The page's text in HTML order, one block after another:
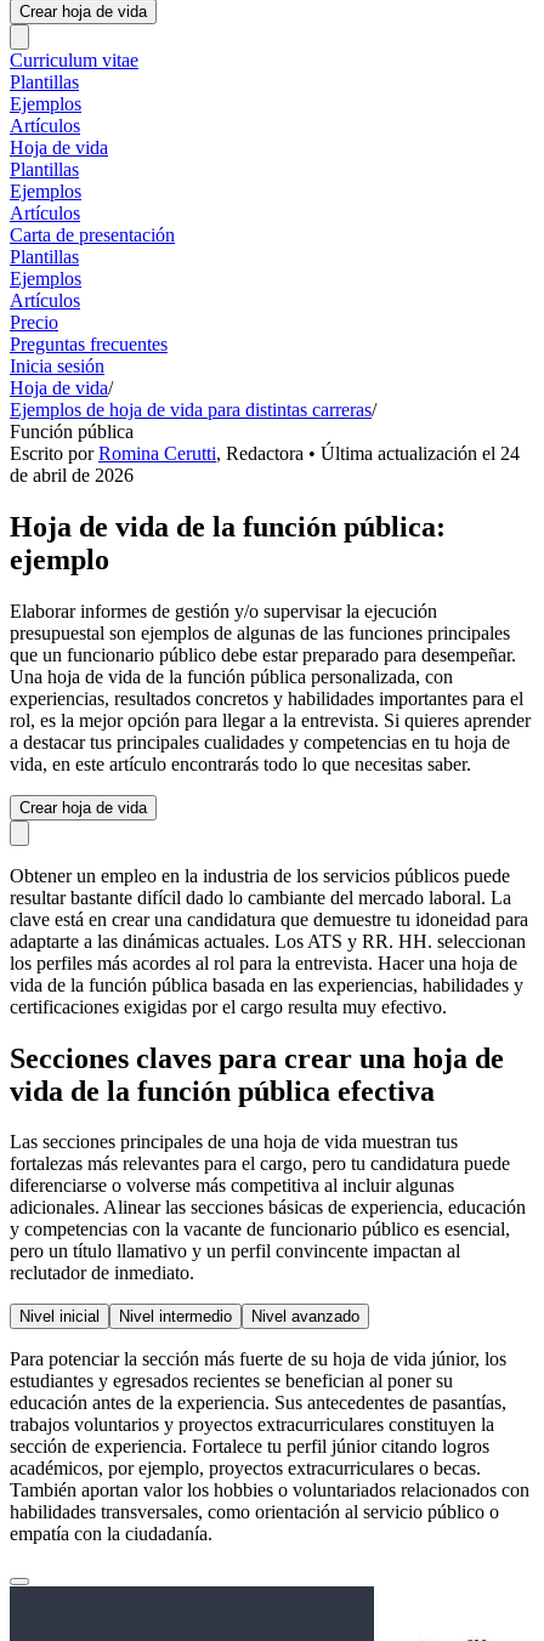
Crear hoja de vida
Curriculum vitae
Plantillas
Ejemplos
Artículos
Hoja de vida
Plantillas
Ejemplos
Artículos
Carta de presentación
Plantillas
Ejemplos
Artículos
Precio
Preguntas frecuentes
Inicia sesión
Hoja de vida/
Ejemplos de hoja de vida para distintas carreras/
Función pública
Escrito porRomina Cerutti, Redactora • Última actualización el 24
de abril de 2026
Hoja de vida de la función pública:
ejemplo
Elaborar informes de gestión y/o supervisar la ejecución
presupuestal son ejemplos de algunas de las funciones principales
que un funcionario público debe estar preparado para desempeñar.
Una hoja de vida de la función pública personalizada, con
experiencias, resultados concretos y habilidades importantes para el
rol, es la mejor opción para llegar a la entrevista. Si quieres aprender
a destacar tus principales cualidades y competencias en tu hoja de
vida, en este artículo encontrarás todo lo que necesitas saber.
Crear hoja de vida
Obtener un empleo en la industria de los servicios públicos puede
resultar bastante difícil dado lo cambiante del mercado laboral. La
clave está en crear una candidatura que demuestre tu idoneidad para
adaptarte a las dinámicas actuales. Los ATS y RR. HH. seleccionan
los perfiles más acordes al rol para la entrevista. Hacer una hoja de
vida de la función pública basada en las experiencias, habilidades y
certificaciones exigidas por el cargo resulta muy efectivo.
Secciones claves para crear una hoja de
vida de la función pública efectiva
Las secciones principales de una hoja de vida muestran tus
fortalezas más relevantes para el cargo, pero tu candidatura puede
diferenciarse o volverse más competitiva al incluir algunas
adicionales. Alinear las secciones básicas de experiencia, educación
y competencias con la vacante de funcionario público es esencial,
pero un título llamativo y un perfil convincente impactan al
reclutador de inmediato.
Nivel inicial Nivel intermedio Nivel avanzado
Para potenciar la sección más fuerte de su hoja de vida júnior, los
estudiantes y egresados recientes se benefician al poner su
educación antes de la experiencia. Sus antecedentes de pasantías,
trabajos voluntarios y proyectos extracurriculares constituyen la
sección de experiencia. Fortalece tu perfil júnior citando logros
académicos, por ejemplo, proyectos extracurriculares o becas.
También aportan valor los hobbies o voluntariados relacionados con
habilidades transversales, como orientación al servicio público o
empatía con la ciudadanía.